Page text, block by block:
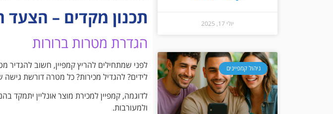
יולי 17, 2025
ניהול קמפיינים
תכנון מקדים –
הגדרת מטרות ברורות
לפני שמתחילים להריץ קמפיין, חשוב
לידים? להגדיל מכירות? כל מטרה דורשת
לדוגמה, קמפיין למכירת מוצר אונליין יתמקד
ולמעורבות.